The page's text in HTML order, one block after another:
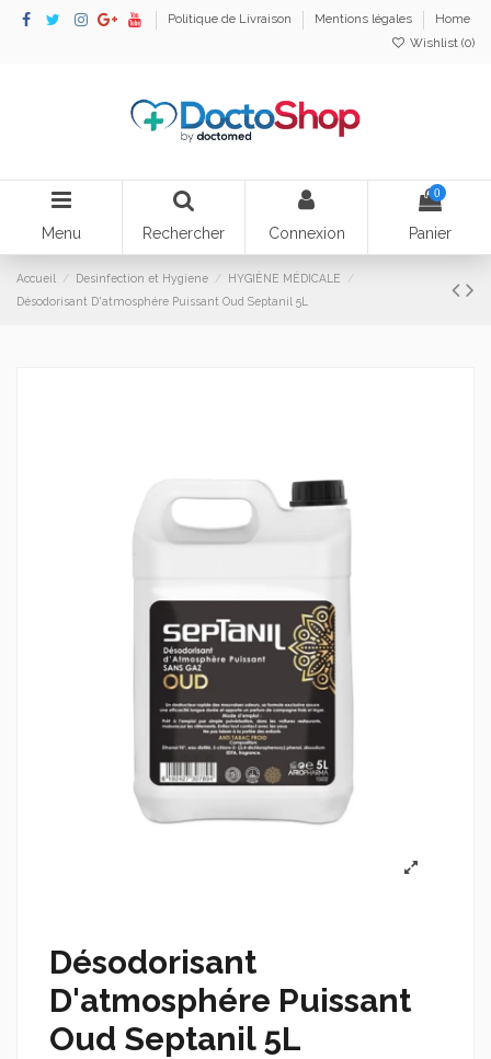
Politique de Livraison Mentions légales
Home
Wishlist (0)
Menu Rechercher Connexion
0
Panier
Accueil Desinfection et Hygiene
HYGIÈNE MÉDICALE
Désodorisant D'atmosphére Puissant Oud Septanil 5L
Désodorisant
D'atmosphére Puissant
Oud Septanil 5L